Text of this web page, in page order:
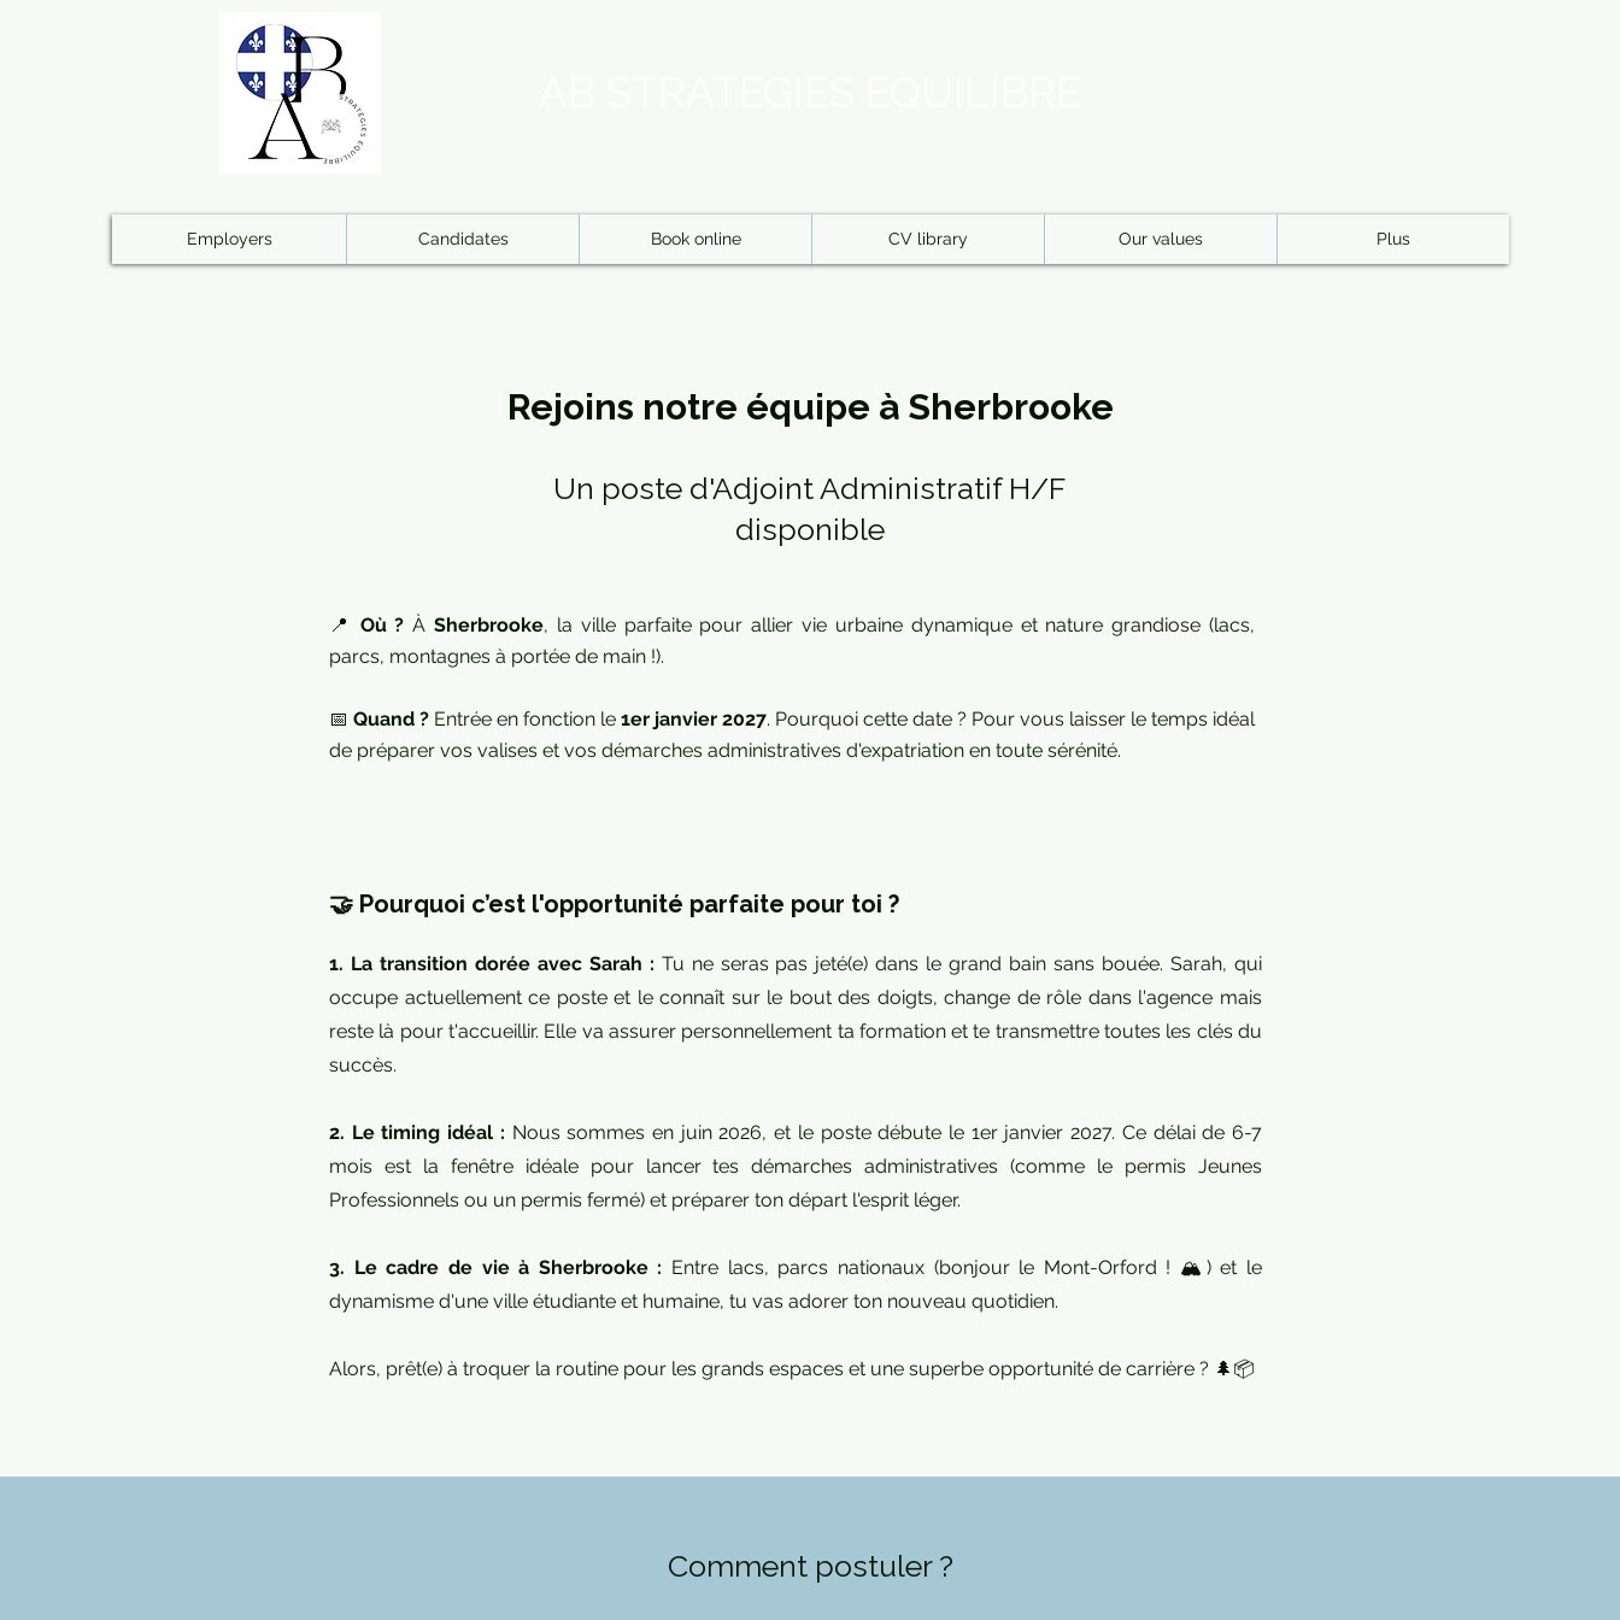
Employers Candidates Book online CV library Our values Plus
Rejoins notre équipe à Sherbrooke
Un poste d'Adjoint Administratif H/F
disponible
📍 Où ? À Sherbrooke, la ville parfaite pour allier vie urbaine dynamique et nature grandiose (lacs,
parcs, montagnes à portée de main !).
📅 Quand ? Entrée en fonction le 1er janvier 2027. Pourquoi cette date ? Pour vous laisser le temps idéal
de préparer vos valises et vos démarches administratives d'expatriation en toute sérénité.
🤝 Pourquoi c’est l'opportunité parfaite pour toi ?
1. La transition dorée avec Sarah : Tu ne seras pas jeté(e) dans le grand bain sans bouée. Sarah, qui
occupe actuellement ce poste et le connaît sur le bout des doigts, change de rôle dans l'agence mais
reste là pour t'accueillir. Elle va assurer personnellement ta formation et te transmettre toutes les clés du
succès.
2. Le timing idéal : Nous sommes en juin 2026, et le poste débute le 1er janvier 2027. Ce délai de 6-7
mois est la fenêtre idéale pour lancer tes démarches administratives (comme le permis Jeunes
Professionnels ou un permis fermé) et préparer ton départ l'esprit léger.
3. Le cadre de vie à Sherbrooke : Entre lacs, parcs nationaux (bonjour le Mont-Orford ! 🏔️) et le
dynamisme d'une ville étudiante et humaine, tu vas adorer ton nouveau quotidien.
Alors, prêt(e) à troquer la routine pour les grands espaces et une superbe opportunité de carrière ? 🌲📦
Comment postuler ?